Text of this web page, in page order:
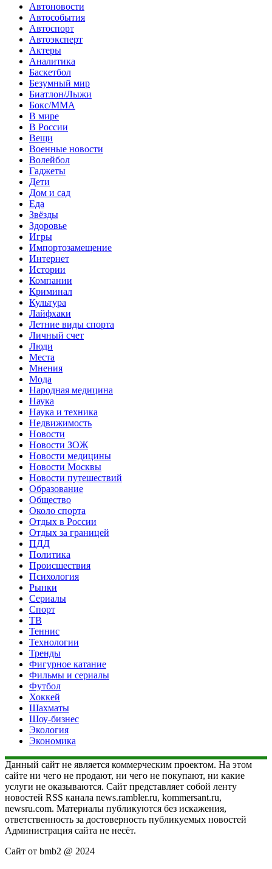
Автоновости
Автособытия
Автоспорт
Автоэксперт
Актеры
Аналитика
Баскетбол
Безумный мир
Биатлон/Лыжи
Бокс/MMA
В мире
В России
Вещи
Военные новости
Волейбол
Гаджеты
Дети
Дом и сад
Еда
Звёзды
Здоровье
Игры
Импортозамещение
Интернет
Истории
Компании
Криминал
Культура
Лайфхаки
Летние виды спорта
Личный счет
Люди
Места
Мнения
Мода
Народная медицина
Наука
Наука и техника
Недвижимость
Новости
Новости ЗОЖ
Новости медицины
Новости Москвы
Новости путешествий
Образование
Общество
Около спорта
Отдых в России
Отдых за границей
ПДД
Политика
Происшествия
Психология
Рынки
Сериалы
Спорт
ТВ
Теннис
Технологии
Тренды
Фигурное катание
Фильмы и сериалы
Футбол
Хоккей
Шахматы
Шоу-бизнес
Экология
Экономика
Данный сайт не является коммерческим проектом. На этом
сайте ни чего не продают, ни чего не покупают, ни какие
услуги не оказываются. Сайт представляет собой ленту
новостей RSS канала news.rambler.ru, kommersant.ru,
newsru.com. Материалы публикуются без искажения,
ответственность за достоверность публикуемых новостей
Администрация сайта не несёт.
Сайт от bmb2 @ 2024